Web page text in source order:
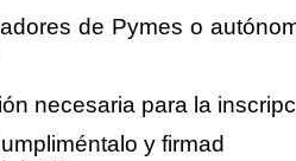
de Pymes o
necesaria para la
y firmad